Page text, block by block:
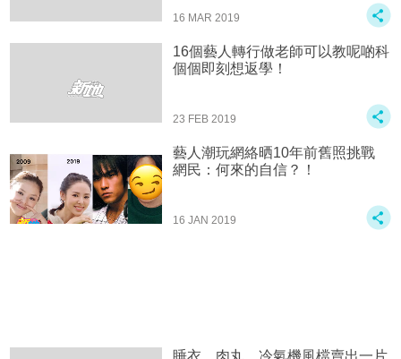
16 MAR 2019
16個藝人轉行做老師可以教呢啲科
個個即刻想返學！
23 FEB 2019
藝人潮玩網絡晒10年前舊照挑戰
網民：何來的自信？！
16 JAN 2019
睡衣﹑肉丸﹑冷氣機風檔賣出一片